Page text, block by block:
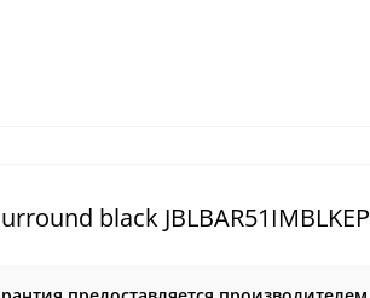
black JBLBAR51IMBLKEP